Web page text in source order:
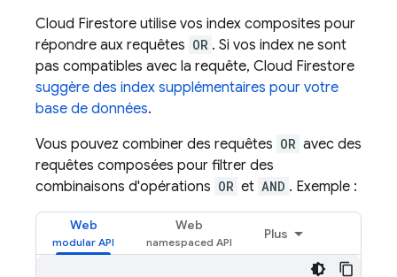
Cloud Firestore utilise vos index composites pour
répondre aux requêtes OR . Si vos index ne sont
pas compatibles avec la requête, Cloud Firestore
suggère des index supplémentaires pour votre
base de données.
Vous pouvez combiner des requêtes OR avec des
requêtes composées pour filtrer des
combinaisons d'opérations OR et AND . Exemple :
Web Web
Plus